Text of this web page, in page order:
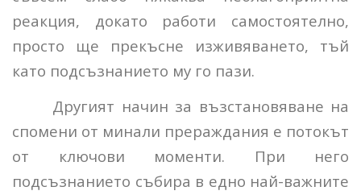
реакция, докато работи самостоятелно,
просто ще прекъсне изживяването, тъй
като подсъзнанието му го пази.
Другият начин за възстановяване на
спомени от минали прераждания е потокът
от ключови моменти. При него
подсъзнанието събира в едно най-важните